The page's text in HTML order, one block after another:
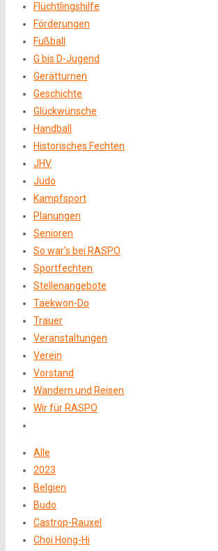
Flüchtlingshilfe
Förderungen
Fußball
G bis D-Jugend
Gerätturnen
Geschichte
Glückwünsche
Handball
Historisches Fechten
JHV
Judo
Kampfsport
Planungen
Senioren
So war's bei RASPO
Sportfechten
Stellenangebote
Taekwon-Do
Trauer
Veranstaltungen
Verein
Vorstand
Wandern und Reisen
Wir für RASPO
Alle
2023
Belgien
Budo
Castrop-Rauxel
Choi Hong-Hi